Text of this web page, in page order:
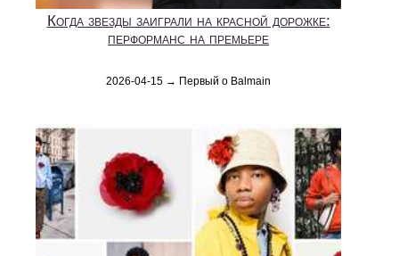
Когда звезды заиграли на красной дорожке:
перформанс на премьере
2026-04-15 → Первый о Balmain